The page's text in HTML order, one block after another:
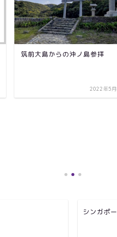
筑前大島からの沖ノ島参拝
2022年5月
シンガポ